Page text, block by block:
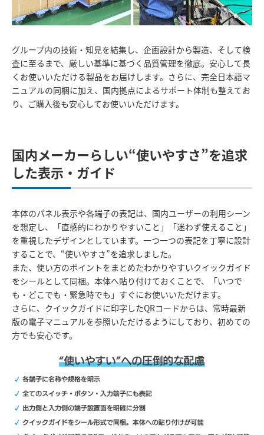
グループ内の技術・知見を結集し、企画設計から製造、そして検
査に至るまで、厳しい基準に基づく品質管理を徹底。安心して長
くお使いいただける製品をお届けします。さらに、完全日本語マ
ニュアルの同梱に加え、国内拠点によるサポート体制も整えてお
り、ご購入後も安心してお使いいただけます。
国内メーカーらしい“使いやすさ”を追求
した表示・ガイド
本体のパネル表示や各端子の表記は、国内ユーザーの利用シーン
を想定し、「直感的にわかりやすいこと」「迷わず使えること」
を重視したデザインとしています。一つ一つの表記を丁寧に設計
することで、“使いやすさ”を追求しました。
また、使い方のポイントをまとめたわかりやすいクイックガイド
をシールとして同梱。本体へ貼り付けておくことで、「いつで
も・どこでも・緊急時でも」すぐにお使いいただけます。
さらに、クイックガイドに印字したQRコードからは、常時最新
版の電子マニュアルを参照いただけるようにしており、初めての
方でも安心です。